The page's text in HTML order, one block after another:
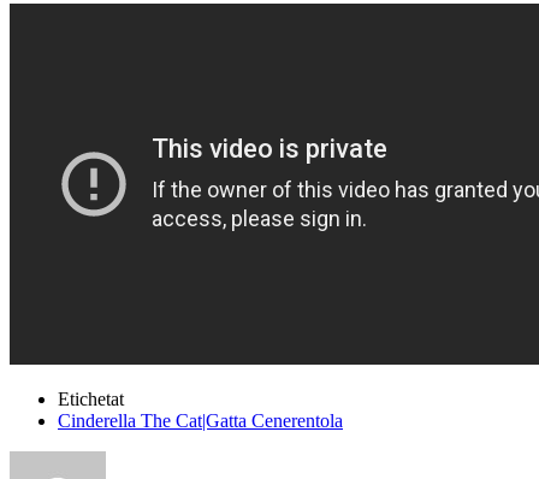
Etichetat
Cinderella The Cat|Gatta Cenerentola